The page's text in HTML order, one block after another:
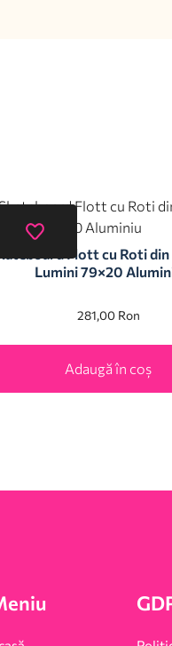
Flott cu Roti din
Lumini 79×20
281,00 Ron
Adaugă în coș